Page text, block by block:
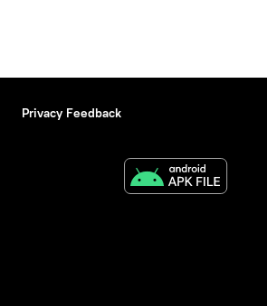
Privacy Feedback